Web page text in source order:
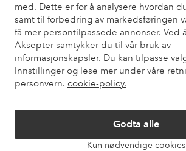
med. Dette er for å analysere hvordan
samt til forbedring av markedsføringen
få mer persontilpassede annonser. Ved
Aksepter samtykker du til vår bruk av
informasjonskapsler. Du kan tilpasse
Innstillinger og lese mer under våre
personvern. cookie-policy.
Godta alle
Kun nødvendige cookies
Kundeservice Bestilling
Mine sider